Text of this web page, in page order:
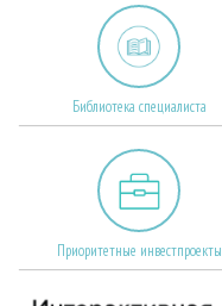
Библиотека специалиста
Приоритетные инвестпроекты